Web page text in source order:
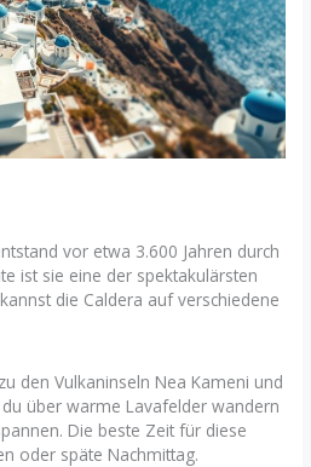
vor etwa 3.600 Jahren durch
ist sie eine der spektakulärsten
die Caldera auf verschiedene
den Vulkaninseln Nea Kameni und
über warme Lavafelder wandern
Die beste Zeit für diese
oder späte Nachmittag.